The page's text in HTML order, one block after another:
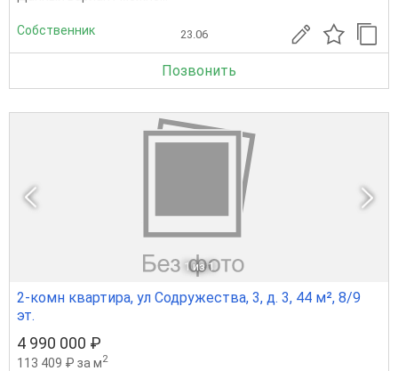
Собственник 23.06
Позвонить
1 из 1
2-комн квартира, ул Содружества, 3, д. 3, 44 м², 8/9
эт.
4 990 000 ₽
113 409 ₽ за м2